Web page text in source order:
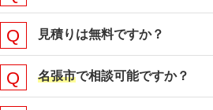
見積りは無料ですか？
名張市で相談可能ですか？